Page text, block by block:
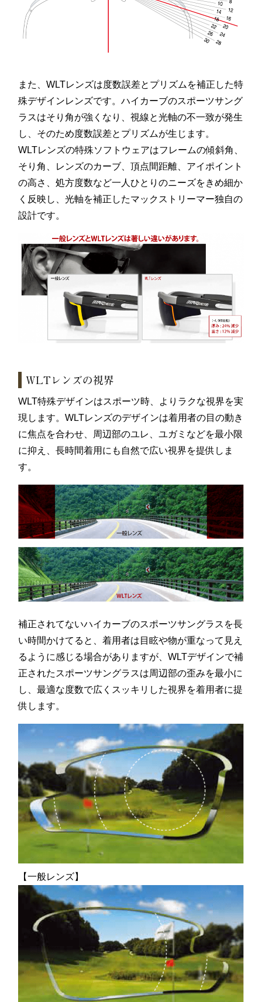
また、WLTレンズは度数誤差とプリズムを補正した特
殊デザインレンズです。ハイカーブのスポーツサング
ラスはそり角が強くなり、視線と光軸の不一致が発生
し、そのため度数誤差とプリズムが生じます。
WLTレンズの特殊ソフトウェアはフレームの傾斜角、
そり角、レンズのカーブ、頂点間距離、アイポイント
の高さ、処方度数など一人ひとりのニーズをきめ細か
く反映し、光軸を補正したマックストリーマー独自の
設計です。
WLTレンズの視界
WLT特殊デザインはスポーツ時、よりラクな視界を実
現します。WLTレンズのデザインは着用者の目の動き
に焦点を合わせ、周辺部のユレ、ユガミなどを最小限
に抑え、長時間着用にも自然で広い視界を提供しま
す。
補正されてないハイカーブのスポーツサングラスを長
い時間かけてると、着用者は目眩や物が重なって見え
るように感じる場合がありますが、WLTデザインで補
正されたスポーツサングラスは周辺部の歪みを最小に
し、最適な度数で広くスッキリした視界を着用者に提
供します。
【一般レンズ】